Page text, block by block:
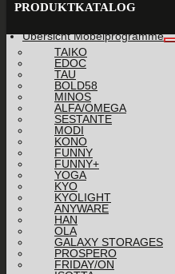
PRODUKTKATALOG
Übersicht Möbelprogramme
TAIKO
EDOC
TAU
BOLD58
MINOS
ALFA/OMEGA
SESTANTE
MODI
KONO
FUNNY
FUNNY+
YOGA
KYO
KYOLIGHT
ANYWARE
HAN
OLA
GALAXY STORAGES
PROSPERO
FRIDAY/ON